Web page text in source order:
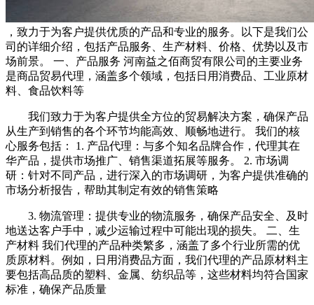
，致力于为客户提供优质的产品和专业的服务。以下是我们公
司的详细介绍，包括产品服务、生产材料、价格、优势以及市
场前景。 一、产品服务 河南益之佰商贸有限公司的主要业务
是商品贸易代理，涵盖多个领域，包括日用消费品、工业原材
料、食品饮料等
我们致力于为客户提供全方位的贸易解决方案，确保产品
从生产到销售的各个环节均能高效、顺畅地进行。 我们的核
心服务包括： 1. 产品代理：与多个知名品牌合作，代理其在
华产品，提供市场推广、销售渠道拓展等服务。 2. 市场调
研：针对不同产品，进行深入的市场调研，为客户提供准确的
市场分析报告，帮助其制定有效的销售策略
3. 物流管理：提供专业的物流服务，确保产品安全、及时
地送达客户手中，减少运输过程中可能出现的损失。 二、生
产材料 我们代理的产品种类繁多，涵盖了多个行业所需的优
质原材料。例如，日用消费品方面，我们代理的产品原材料主
要包括高品质的塑料、金属、纺织品等，这些材料均符合国家
标准，确保产品质量